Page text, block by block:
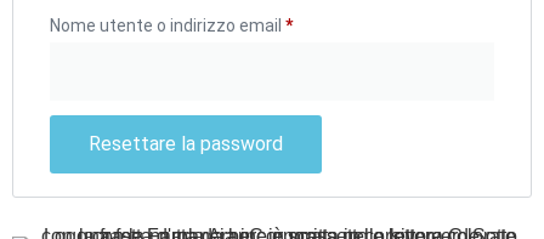
Nome utente o indirizzo email *
Resettare la password